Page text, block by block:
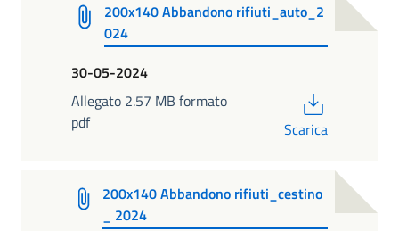
200x140 Abbandono rifiuti_auto_2
024
30-05-2024
Allegato 2.57 MB formato
pdf
Scarica
200x140 Abbandono rifiuti_cestino
_ 2024